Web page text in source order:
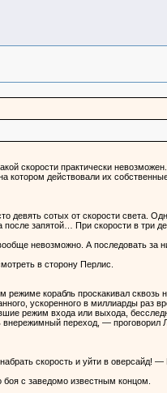
скорости практически
котором действовали их
девять сотых от скорости света.
запятой… При скорости в три
невозможно. А последовать за
в сторону Перлис.
корабль проскакивал сквозь
ускоренного в миллиарды раз
режим входа или выхода,
переход, — проговорил
скорость и уйти в оверсайд! —
с заведомо известным концом.